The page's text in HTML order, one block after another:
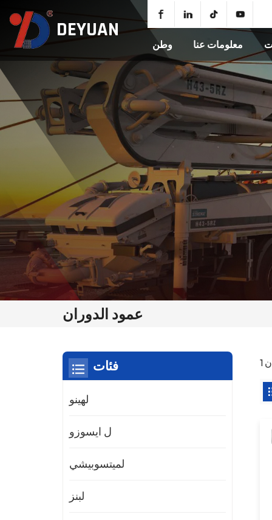
DEYUAN
وطن معلومات عنا
عمود الدوران
فئات
لهينو
ل ايسوزو
لميتسوبيشي
لبنز